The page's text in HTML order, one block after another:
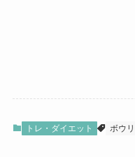
トレ・ダイエット ボウ